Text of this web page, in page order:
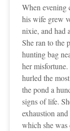
When evening
his wife grew
nixie, and had
She ran to the
hunting bag
her misfortune.
hurled the
the pond a
signs of life.
exhaustion
which she